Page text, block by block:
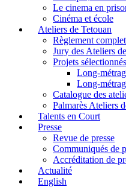
Le cinema en
Cinéma et école
Ateliers de Tetouan
Règlement complet
Jury des Ateliers
Projets
Long-
Long-
Catalogue des
Palmarès Ateliers
Talents en Court
Presse
Revue de presse
Communiqués de
Accréditation de
Actualité
English